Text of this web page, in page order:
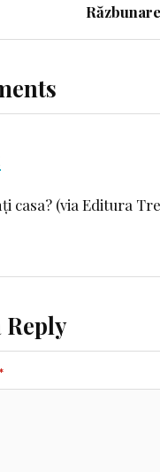
casa? (via Editura
Reply
*